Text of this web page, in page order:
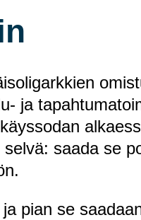
ja
saada se
pian se